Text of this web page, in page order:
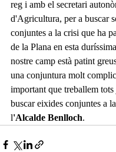
reg i amb el secretari
d'Agricultura, per a buscar
conjuntes a la crisi que ha
de la Plana en esta
nostre camp està patint
una conjuntura molt
important que treballem tots
buscar eixides conjuntes a
l'Alcalde Benlloch.